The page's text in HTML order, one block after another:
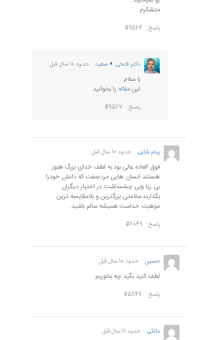
متشکرم.
پاسخ #9564
دکتر فتحی سعید حدود 10 سال قبل
با سلام
اینمقاله را بخوانید
پاسخ #9567
پیام بابایی حدود 10 سال قبل
فوق العاده عالی بود.به لطف خدای بزرگ هنوز
هستند انسان هایی مردصفت که دانش خودرا
بی ریا وبی چشمداشت در اختیار دیگران
بگذارند.سلامتی بزرگترین و بلامقایسه ترین
موهبت خداست.همیشه سالم باشید.
پاسخ #6049
حسين حدود 10 سال قبل
لطف کنید بگید چه بخوريم
پاسخ #5847
مالکی حدود 11 سال قبل